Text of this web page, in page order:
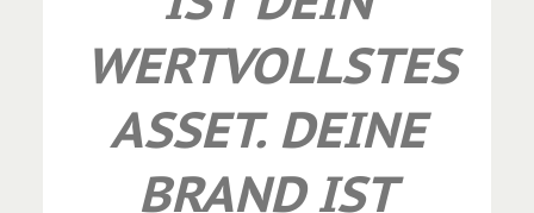
WERTVOLLSTES
ASSET. DEINE
BRAND IST